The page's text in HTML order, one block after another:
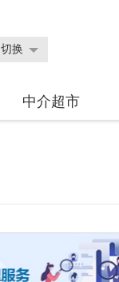
切换
中介超市